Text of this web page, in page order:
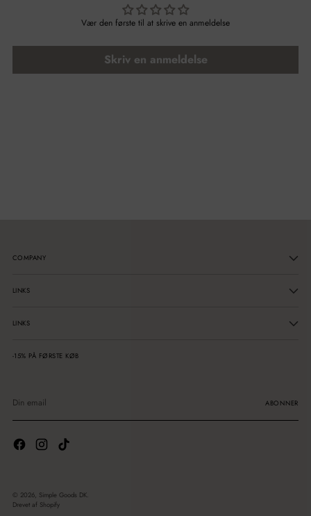
Vær den første til at skrive en anmeldelse
Skriv en anmeldelse
COMPANY
LINKS
LINKS
-15% PÅ FØRSTE KØB
email
ABONNER
© 2026, Simple Goods DK.
Drevet af Shopify